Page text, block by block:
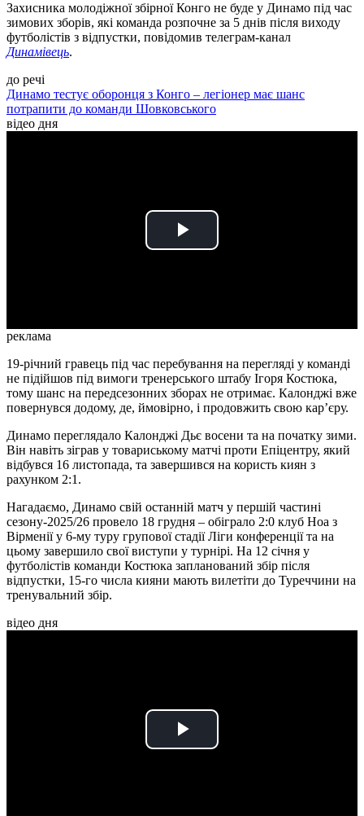
Захисника молодіжної збірної Конго не буде у Динамо під час
зимових зборів, які команда розпочне за 5 днів після виходу
футболістів з відпустки, повідомив телеграм-канал
Динамівець.
до речі
Динамо тестує оборонця з Конго – легіонер має шанс
потрапити до команди Шовковського
відео дня
Play
реклама
19-річний гравець під час перебування на перегляді у команді
не підійшов під вимоги тренерського штабу Ігоря Костюка,
тому шанс на передсезонних зборах не отримає. Калонджі вже
повернувся додому, де, ймовірно, і продовжить свою кар’єру.
Динамо переглядало Калонджі Дьє восени та на початку зими.
Він навіть зіграв у товариському матчі проти Епіцентру, який
відбувся 16 листопада, та завершився на користь киян з
рахунком 2:1.
Нагадаємо, Динамо свій останній матч у першій частині
сезону-2025/26 провело 18 грудня – обіграло 2:0 клуб Ноа з
Вірменії у 6-му туру групової стадії Ліги конференції та на
цьому завершило свої виступи у турнірі. На 12 січня у
футболістів команди Костюка запланований збір після
відпустки, 15-го числа кияни мають вилетіти до Туреччини на
тренувальний збір.
відео дня
Play